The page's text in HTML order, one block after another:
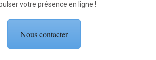
votre présence en ligne !
Nous contacter